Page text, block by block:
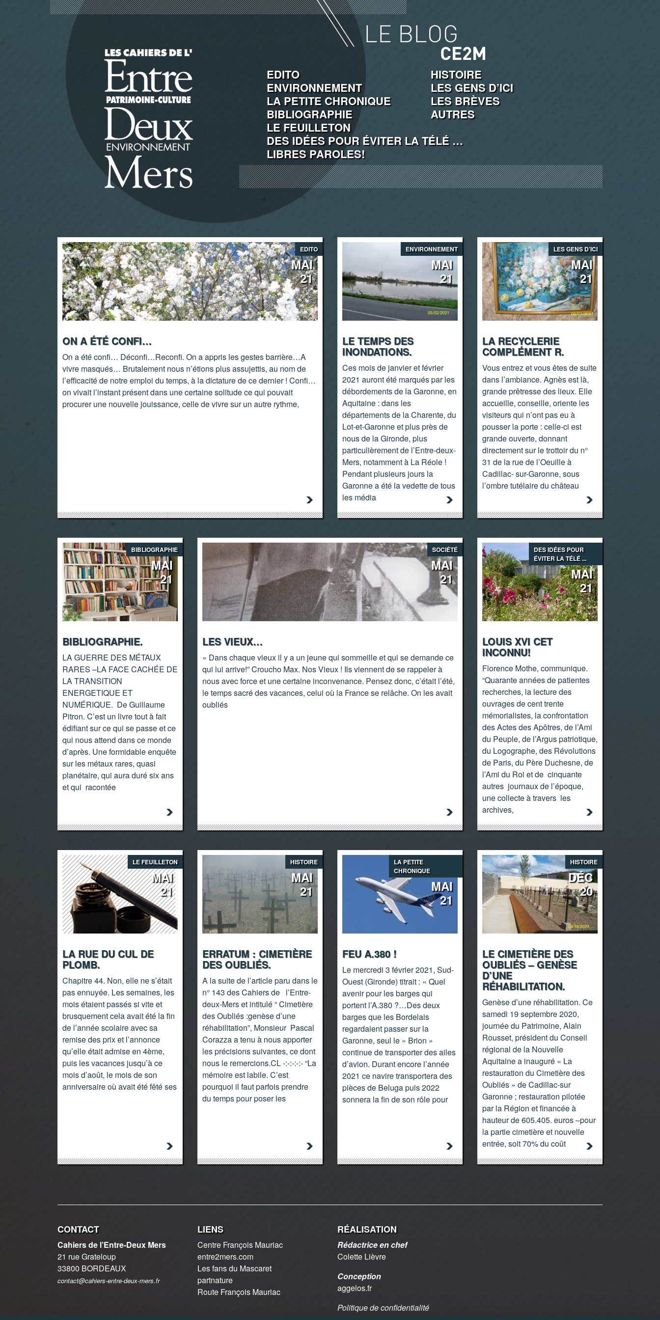
EDITO
HISTOIRE
ENVIRONNEMENT
LES GENS D’ICI
LA PETITE CHRONIQUE
LES BRÈVES
BIBLIOGRAPHIE
AUTRES
LE FEUILLETON
DES IDÉES POUR ÉVITER LA TÉLÉ …
LIBRES PAROLES!
EDITO
MAI
21
ON A ÉTÉ CONFI…
On a été confi… Déconfi…Reconfi. On a appris les gestes barrière…A
vivre masqués… Brutalement nous n’étions plus assujettis, au nom de
l’efficacité de notre emploi du temps, à la dictature de ce dernier ! Confi…
on vivait l’instant présent dans une certaine solitude ce qui pouvait
procurer une nouvelle jouissance, celle de vivre sur un autre rythme,
ENVIRONNEMENT
MAI
21
LE TEMPS DES
INONDATIONS.
Ces mois de janvier et février
2021 auront été marqués par les
débordements de la Garonne, en
Aquitaine : dans les
départements de la Charente, du
Lot-et-Garonne et plus près de
nous de la Gironde, plus
particulièrement de l’Entre-deux-
Mers, notamment à La Réole !
Pendant plusieurs jours la
Garonne a été la vedette de tous
les média
LES GENS D’ICI
MAI
21
LA RECYCLERIE
COMPLÉMENT R.
Vous entrez et vous êtes de suite
dans l’ambiance. Agnès est là,
grande prêtresse des lieux. Elle
accueille, conseille, oriente les
visiteurs qui n’ont pas eu à
pousser la porte : celle-ci est
grande ouverte, donnant
directement sur le trottoir du n°
31 de la rue de l’Oeuille à
Cadillac- sur-Garonne, sous
l’ombre tutélaire du château
BIBLIOGRAPHIE
MAI
21
BIBLIOGRAPHIE.
LA GUERRE DES MÉTAUX
RARES –LA FACE CACHÉE DE
LA TRANSITION
ENERGETIQUE ET
NUMÉRIQUE. De Guillaume
Pitron. C’est un livre tout à fait
édifiant sur ce qui se passe et ce
qui nous attend dans ce monde
d’après. Une formidable enquête
sur les métaux rares, quasi
planétaire, qui aura duré six ans
et qui racontée
SOCIÉTÉ
MAI
21
LES VIEUX…
« Dans chaque vieux il y a un jeune qui sommeille et qui se demande ce
qui lui arrive!” Croucho Max. Nos Vieux ! Ils viennent de se rappeler à
nous avec force et une certaine inconvenance. Pensez donc, c’était l’été,
le temps sacré des vacances, celui où la France se relâche. On les avait
oubliés
DES IDÉES POUR
ÉVITER LA TÉLÉ ...
MAI
21
LOUIS XVI CET
INCONNU!
Florence Mothe, communique.
“Quarante années de patientes
recherches, la lecture des
ouvrages de cent trente
mémorialistes, la confrontation
des Actes des Apôtres, de l’Ami
du Peuple, de l’Argus patriotique,
du Logographe, des Révolutions
de Paris, du Père Duchesne, de
l’Ami du Roi et de cinquante
autres journaux de l’époque,
une collecte à travers les
archives,
LE FEUILLETON
MAI
21
LA RUE DU CUL DE
PLOMB.
Chapitre 44. Non, elle ne s’était
pas ennuyée. Les semaines, les
mois étaient passés si vite et
brusquement cela avait été la fin
de l’année scolaire avec sa
remise des prix et l’annonce
qu’elle était admise en 4ème,
puis les vacances jusqu’à ce
mois d’août, le mois de son
anniversaire où avait été fêté ses
HISTOIRE
MAI
21
ERRATUM : CIMETIÈRE
DES OUBLIÉS.
A la suite de l’article paru dans le
n° 143 des Cahiers de l’Entre-
deux-Mers et intitulé “ Cimetière
des Oubliés :genèse d’une
réhabilitation”, Monsieur Pascal
Corazza a tenu à nous apporter
les précisions suivantes, ce dont
nous le remercions.CL -:-:-:-:- “La
mémoire est labile. C’est
pourquoi il faut parfois prendre
du temps pour poser les
LA PETITE
CHRONIQUE
MAI
21
FEU A.380 !
Le mercredi 3 février 2021, Sud-
Ouest (Gironde) titrait : « Quel
avenir pour les barges qui
portent l’A.380 ?…Des deux
barges que les Bordelais
regardaient passer sur la
Garonne, seul le « Brion »
continue de transporter des ailes
d’avion. Durant encore l’année
2021 ce navire transportera des
pièces de Beluga puis 2022
sonnera la fin de son rôle pour
HISTOIRE
DÉC
20
LE CIMETIÈRE DES
OUBLIÉS – GENÈSE
D’UNE
RÉHABILITATION.
Genèse d’une réhabilitation. Ce
samedi 19 septembre 2020,
journée du Patrimoine, Alain
Rousset, président du Conseil
régional de la Nouvelle
Aquitaine a inauguré « La
restauration du Cimetière des
Oubliés » de Cadillac-sur
Garonne ; restauration pilotée
par la Région et financée à
hauteur de 605.405. euros –pour
la partie cimetière et nouvelle
entrée, soit 70% du coût
CONTACT
Cahiers de l’Entre-Deux Mers
21 rue Grateloup
33800 BORDEAUX
contact@cahiers-entre-deux-mers.fr
LIENS
Centre François Mauriac
entre2mers.com
Les fans du Mascaret
partnature
Route François Mauriac
RÉALISATION
Rédactrice en chef
Colette Lièvre
Conception
aggelos.fr
Politique de confidentialité
Panneau de gestion des cookies